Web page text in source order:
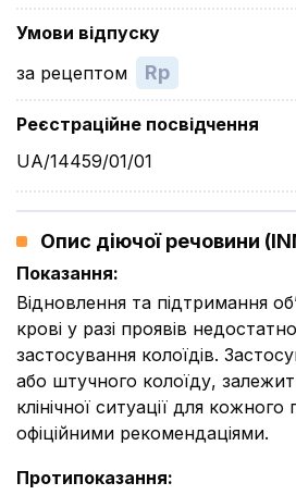
Умови відпуску
за рецептом
Rp
Реєстраційне посвідчення
UA/14459/01/01
Опис діючої речовини
Показання:
Відновлення та підтримання
крові у разі проявів
застосування колоїдів.
або штучного колоїду,
клінічної ситуації для кожного
офіційними рекомендаціями.
Протипоказання: